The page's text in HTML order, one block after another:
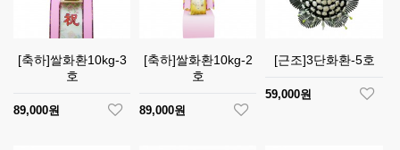
[축하]쌀화환10kg-3
호
89,000원
[축하]쌀화환10kg-2
호
89,000원
[근조]3단화환-5호
59,000원